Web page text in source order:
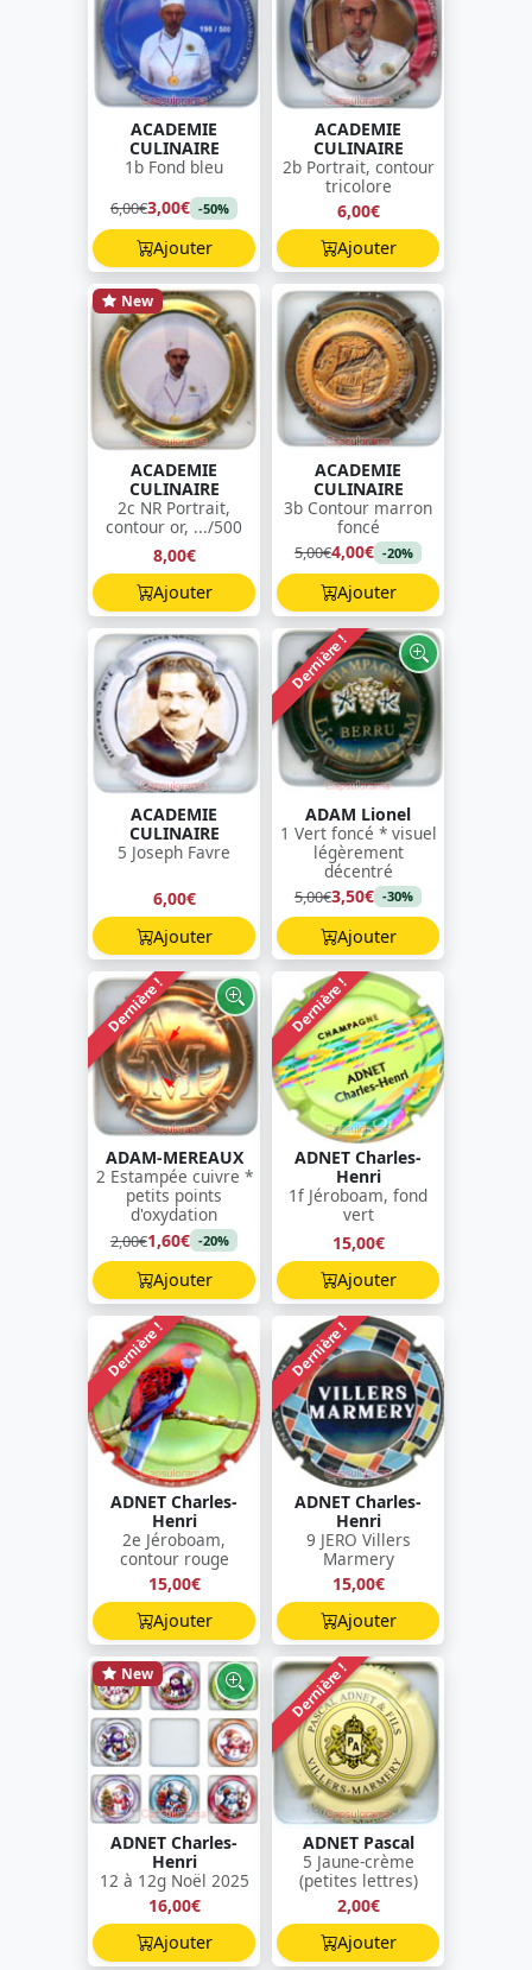
ACADEMIE
CULINAIRE
1b Fond bleu
6,00€3,00€ -50%
Ajouter
ACADEMIE
CULINAIRE
2b Portrait, contour
tricolore
6,00€
Ajouter
New
ACADEMIE
CULINAIRE
2c NR Portrait,
contour or, .../500
8,00€
Ajouter
ACADEMIE
CULINAIRE
3b Contour marron
foncé
5,00€4,00€ -20%
Ajouter
ACADEMIE
CULINAIRE
5 Joseph Favre
6,00€
Ajouter
Dernière !
ADAM Lionel
1 Vert foncé * visuel
légèrement
décentré
5,00€3,50€ -30%
Ajouter
Dernière !
ADAM-MEREAUX
2 Estampée cuivre *
petits points
d'oxydation
2,00€1,60€ -20%
Ajouter
Dernière !
ADNET Charles-
Henri
1f Jéroboam, fond
vert
15,00€
Ajouter
Dernière !
ADNET Charles-
Henri
2e Jéroboam,
contour rouge
15,00€
Ajouter
Dernière !
ADNET Charles-
Henri
9 JERO Villers
Marmery
15,00€
Ajouter
New
ADNET Charles-
Henri
12 à 12g Noël 2025
16,00€
Ajouter
Dernière !
ADNET Pascal
5 Jaune-crème
(petites lettres)
2,00€
Ajouter